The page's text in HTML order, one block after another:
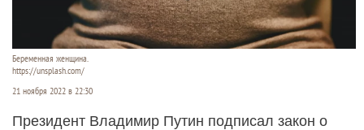
Беременная женщина.
https://unsplash.com/
21 ноября 2022 в 22:30
Президент Владимир Путин подписал закон о